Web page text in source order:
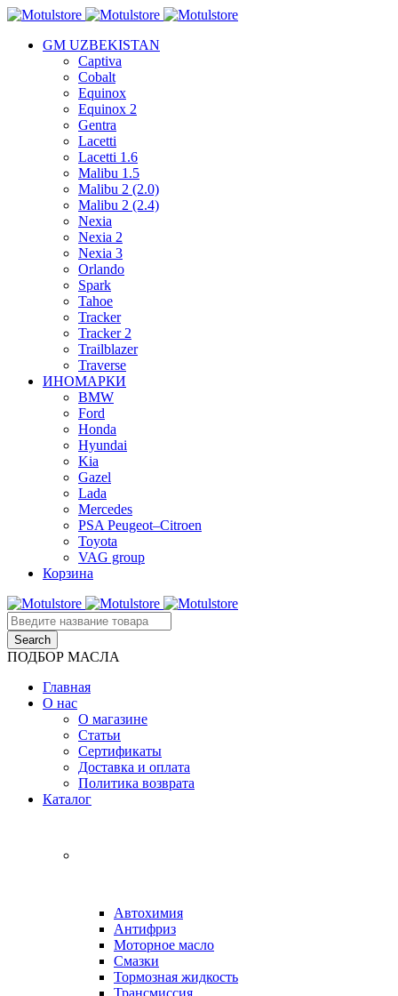
GM UZBEKISTAN
Captiva
Cobalt
Equinox
Equinox 2
Gentra
Lacetti
Lacetti 1.6
Malibu 1.5
Malibu 2 (2.0)
Malibu 2 (2.4)
Nexia
Nexia 2
Nexia 3
Orlando
Spark
Tahoe
Tracker
Tracker 2
Trailblazer
Traverse
ИНОМАРКИ
BMW
Ford
Honda
Hyundai
Kia
Gazel
Lada
Mercedes
PSA Peugeot–Citroen
Toyota
VAG group
Корзина
ПОДБОР МАСЛА
Главная
О нас
О магазине
Статьи
Сертификаты
Доставка и оплата
Политика возврата
Каталог
Автохимия
Антифриз
Моторное масло
Смазки
Тормозная жидкость
Трансмиссия